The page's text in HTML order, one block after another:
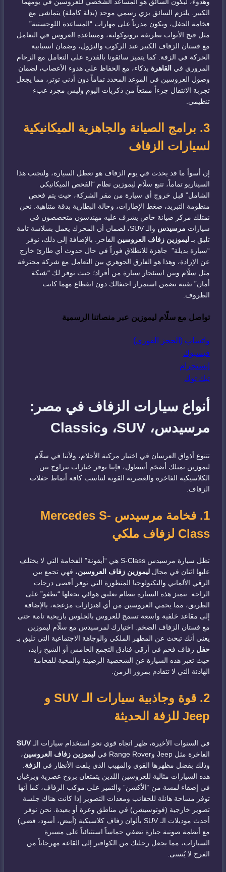
وهدوء، ليكون السائق هو المساعد الشخصي للعروسين في يومهما
الكبير. يلتزم السائق بزي رسمي موحد (بدلة كاملة) يتماشى مع
فخامة الحفل، ويكون مدرباً على مهارات “المساعدة اللوجستية”
مثل فتح الأبواب بطريقة بروتوكولية، ومساعدة العروس في التعامل
مع فستان الزفاف الكبير عند الركوب والنزول، وضمان انسيابية
الحركة في الزفة. كما يتميز سائقونا بالقدرة على التعامل مع الزحام
المروري في القاهرة بذكاء، مع الحفاظ على هدوء الأعصاب، لضمان
وصول العروسين في الموعد المحدد تماماً دون أدنى توتر، مما يجعل
تجربة الانتقال جزءاً ممتعاً من ذكريات اليوم وليس مجرد عبء
تنظيمي.
3. برامج الصيانة والجاهزية الميكانيكية
لسيارات الزفاف
إن أسوأ ما قد يحدث في يوم الزفاف هو تعطل السيارة، ولتجنب هذا
السيناريو تماماً، تتبع سلّام ليموزين نظام “الفحص الميكانيكي
الشامل” قبل خروج أي سيارة من مقر الشركة، حيث يتم فحص
منظومة التبريد، ضغط الإطارات، وحالة البطارية بدقة متناهية. نحن
نمتلك مركز صيانة خاص يشرف عليه مهندسون متخصصون في
سيارات مرسيدس
والـ SUV، لضمان أن المحرك يعمل بسلاسة تامة
تليق بـليموزين زفاف العروسين الفاخر. بالإضافة إلى ذلك، نوفر
“سيارة بديلة” جاهزة للانطلاق فوراً في حال حدوث أي طارئ خارج
عن الإرادة، وهذا هو الفارق الجوهري بين التعامل مع شركة محترفة
مثل سلّام وبين استئجار سيارة من أفراد؛ حيث نوفر لك “شبكة
أمان” تقنية تضمن استمرار احتفالك دون انقطاع مهما كانت
الظروف.
تواصل مع سلّام ليموزين عبر منصاتنا الرسمية
واتساب (الحجز الفوري)
فيسبوك
إنستجرام
تيك توك
أنواع سيارات الزفاف في مصر:
مرسيدس، SUV، وClassic
تتنوع أذواق العرسان في اختيار مركبة الأحلام، ولأننا في سلّام
ليموزين نمتلك أضخم أسطول، فإننا نوفر خيارات تتراوح بين
الكلاسيكية الفاخرة والعصرية القوية لتناسب كافة أنماط حفلات
الزفاف.
1. فخامة مرسيدس Mercedes S-
Class لزفاف ملكي
تظل سيارة مرسيدس S-Class هي “أيقونة” الفخامة التي لا يختلف
عليها اثنان في مجال ليموزين زفاف العروسين، فهي تجمع بين
الرقي الألماني والتكنولوجيا المتطورة التي توفر أقصى درجات
الراحة. تتميز هذه السيارة بنظام تعليق هوائي يجعلها “تطفو” على
الطريق، مما يحمي العروسين من أي اهتزازات مزعجة، بالإضافة
إلى مقاعد خلفية واسعة تسمح للعروس بالجلوس باريحية تامة حتى
مع فستان الزفاف الضخم. اختيارك لمرسيدس مع سلّام ليموزين
يعني أنك تبحث عن المظهر الملكي والوجاهة الاجتماعية التي تليق بـ
حفل زفاف فخم في أرقى فنادق التجمع الخامس أو الشيخ زايد،
حيث تعبر هذه السيارة عن الشخصية الرصينة والمحبة للفخامة
الهادئة التي لا تتقادم بمرور الزمن.
2. قوة وجاذبية سيارات الـ SUV و
Jeep للزفة الحديثة
في السنوات الأخيرة، ظهر اتجاه قوي نحو استخدام سيارات الـSUV
الفاخرة مثل Jeep وRange Rover في
ليموزين زفاف العروسين،
وذلك بفضل مظهرها القوي والمهيب الذي يلفت الأنظار في الزفة.
هذه السيارات مثالية للعروسين اللذين يتمتعان بروح عصرية ويرغبان
في إضفاء لمسة من “الأكشن” والتميز على موكب الزفاف، كما أنها
توفر مساحة هائلة للحقائب ومعدات التصوير إذا كانت هناك جلسة
تصوير خارجية (فوتوسيشن) في مناطق وعرة أو بعيدة. نحن نوفر
أحدث موديلات الـ SUV بألوان زفاف كلاسيكية (أبيض، أسود، فضي)
مع أنظمة صوتية جبارة تضفي حماساً استثنائياً على مسيرة
السيارات، مما يجعل رحلتك من الكوافير إلى القاعة مهرجاناً من
الفرح لا يُنسى.